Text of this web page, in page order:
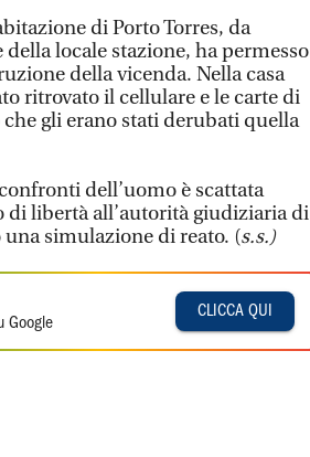
di Porto Torres, da
locale stazione, ha permesso
della vicenda. Nella casa
ritrovato il cellulare e le carte di
gli erano stati derubati quella
dell’uomo è scattata
libertà all’autorità giudiziaria di
una simulazione di reato. (s.s.)
Google
CLICCA QUI